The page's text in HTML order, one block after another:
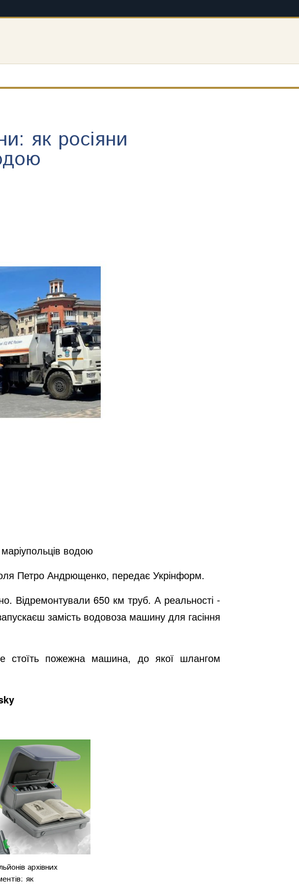
як росіяни
водою
Петро Андрющенко, передає Укрінформ.
Відремонтували 650 км труб. А реальності -
замість водовоза машину для гасіння
стоїть пожежна машина, до якої шлангом
архівних
як